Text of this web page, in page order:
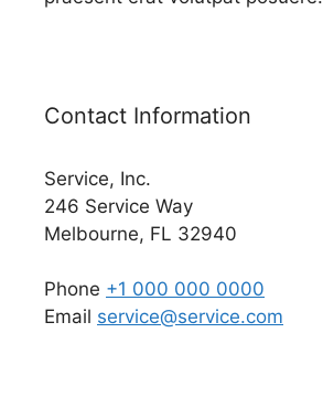
Contact Information
Service, Inc.
246 Service Way
Melbourne, FL 32940
Phone +1 000 000 0000
Email service@service.com